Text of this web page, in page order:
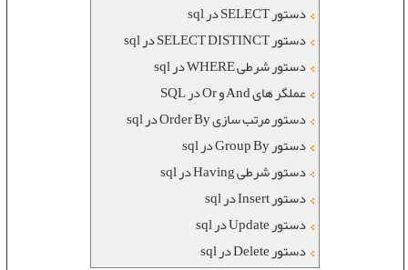
دستور SELECT در sql
دستور SELECT DISTINCT در sql
دستور شرطی WHERE در sql
عملگر های And و Or در SQL
دستور مرتب سازی Order By در sql
دستور Group By در sql
دستور شرطی Having در sql
دستور Insert در sql
دستور Update در sql
دستور Delete در sql